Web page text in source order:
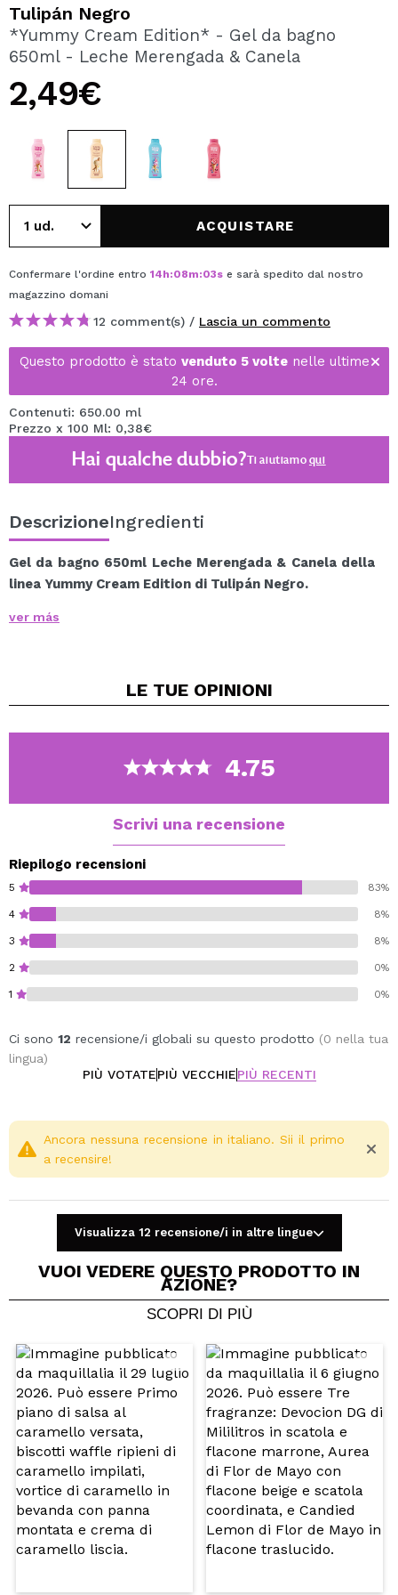
Creando un account su Maquibeauty.it potrai fare i tuoi
acquisti velocemente, controllare lo stato dei tuoi ordini e
CREARE UN ACCOUNT
Tulipán Negro
*Yummy Cream Edition* - Gel da bagno
650ml - Leche Merengada & Canela
2,49€
ACQUISTARE
Confermare l'ordine entro 14h:08m:03s e sarà spedito dal nostro
magazzino domani
12 comment(s) / Lascia un commento
Questo prodotto è stato venduto 5 volte nelle ultime
24 ore.
Contenuti: 650.00 ml
Prezzo x 100 Ml: 0,38€
Hai qualche dubbio?Ti aiutiamoqui
DescrizioneIngredienti
Gel da bagno 650ml Leche Merengada & Canela della
linea Yummy Cream Edition di Tulipán Negro.
profondità detergendo e proteggendo la pelle,
Dermatologicamente testato.
Cruelty free.
ver más
LE TUE OPINIONI
4.75
Scrivi una recensione
Riepilogo recensioni
5 83%
4 8%
3 8%
2 0%
1 0%
Ci sono 12 recensione/i globali su questo prodotto (0 nella tua
lingua)
PIÙ VOTATEPIÙ VECCHIEPIÙ RECENTI
Condividi un video o una foto
Il tuo video potrebbe essere il primo. Immaginalo...
Consiglieresti questo acquisto? Si No
5/5
INVIA
Ancora nessuna recensione in italiano. Sii il primo
a recensire!
Visualizza 12 recensione/i in altre lingue
VUOI VEDERE QUESTO PRODOTTO IN
AZIONE?
SCOPRI DI PIÙ